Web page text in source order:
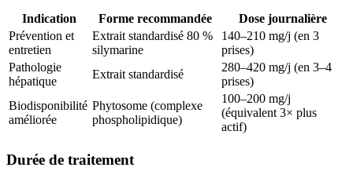
Indication Forme recommandée
Dose journalière
Prévention et
entretien
Extrait standardisé 80 %
silymarine
140–210 mg/j (en 3
prises)
Pathologie
hépatique
Extrait standardisé
280–420 mg/j (en 3–4
prises)
Biodisponibilité
améliorée
Phytosome (complexe
phospholipidique)
100–200 mg/j
(équivalent 3× plus
actif)
Durée de traitement